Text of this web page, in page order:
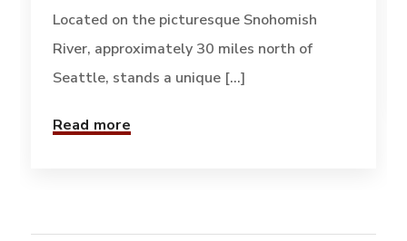
Located on the picturesque Snohomish
River, approximately 30 miles north of
Seattle, stands a unique [...]
Read more